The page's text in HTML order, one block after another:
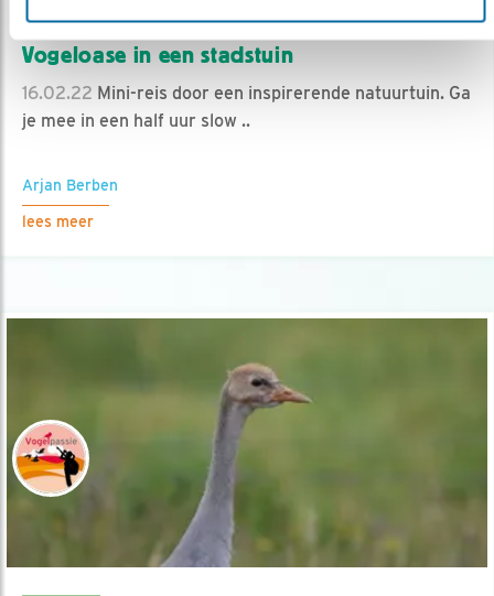
Podcast
Vogeloase in een stadstuin
16.02.22 Mini-reis door een inspirerende natuurtuin. Ga
je mee in een half uur slow ..
Arjan Berben
lees meer